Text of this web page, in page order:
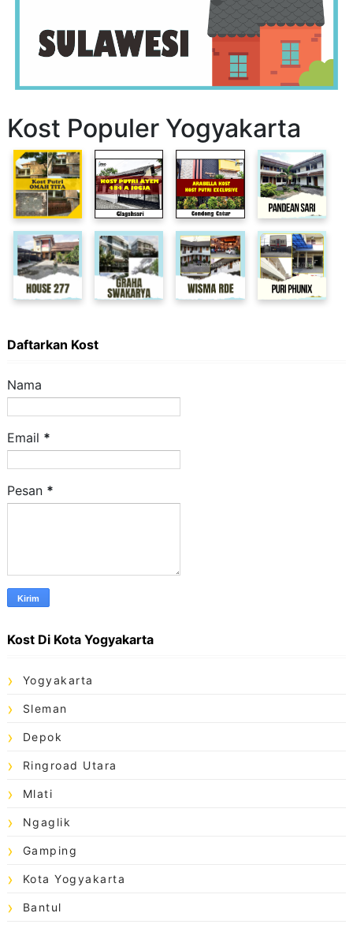
Kost Populer Yogyakarta
Daftarkan Kost
Nama
Email *
Pesan *
Kost Di Kota Yogyakarta
Yogyakarta
Sleman
Depok
Ringroad Utara
Mlati
Ngaglik
Gamping
Kota Yogyakarta
Bantul